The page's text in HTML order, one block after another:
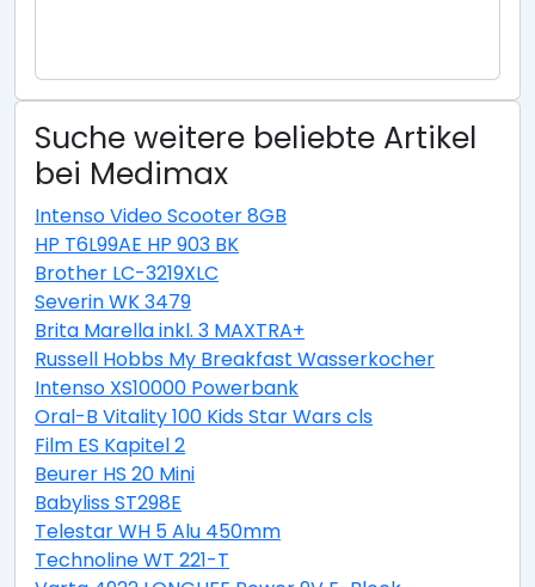
Suche weitere beliebte Artikel
bei Medimax
Intenso Video Scooter 8GB
HP T6L99AE HP 903 BK
Brother LC-3219XLC
Severin WK 3479
Brita Marella inkl. 3 MAXTRA+
Russell Hobbs My Breakfast Wasserkocher
Intenso XS10000 Powerbank
Oral-B Vitality 100 Kids Star Wars cls
Film ES Kapitel 2
Beurer HS 20 Mini
Babyliss ST298E
Telestar WH 5 Alu 450mm
Technoline WT 221-T